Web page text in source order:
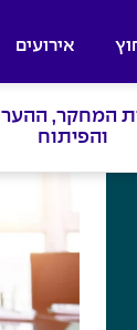
אירועים
המחקר,
והפיתוח